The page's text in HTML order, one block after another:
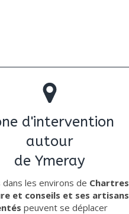
d'intervention
autour
de Ymeray
les environs de Chartres
et conseils et ses artisans
peuvent se déplacer